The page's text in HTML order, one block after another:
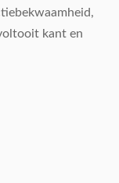
kant en